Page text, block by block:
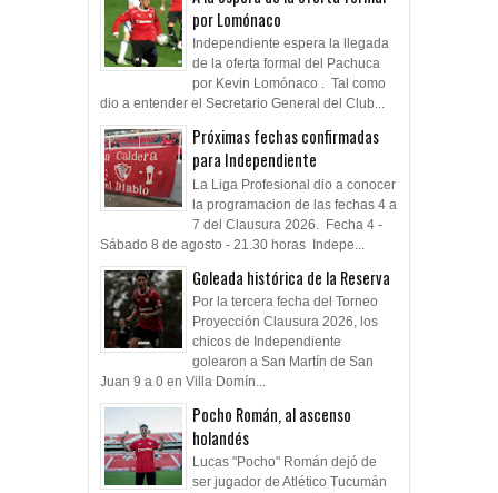
por Lomónaco
Independiente espera la llegada
de la oferta formal del Pachuca
por Kevin Lomónaco . Tal como
dio a entender el Secretario General del Club...
Próximas fechas confirmadas
para Independiente
La Liga Profesional dio a conocer
la programacion de las fechas 4 a
7 del Clausura 2026. Fecha 4 -
Sábado 8 de agosto - 21.30 horas Indepe...
Goleada histórica de la Reserva
Por la tercera fecha del Torneo
Proyección Clausura 2026, los
chicos de Independiente
golearon a San Martín de San
Juan 9 a 0 en Villa Domín...
Pocho Román, al ascenso
holandés
Lucas "Pocho" Román dejó de
ser jugador de Atlético Tucumán